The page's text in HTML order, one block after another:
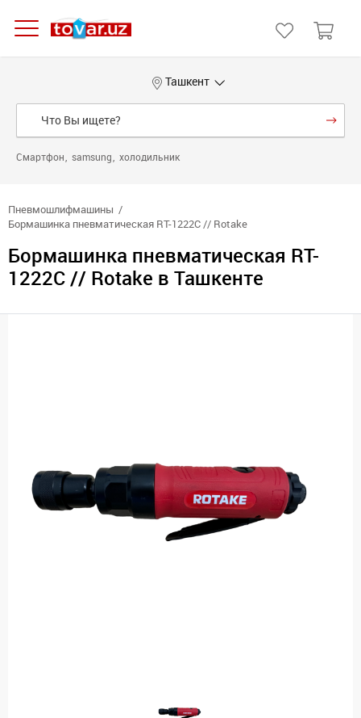
Ташкент
Смартфон samsung холодильник
Пневмошлифмашины
Бормашинка пневматическая RT-1222C // Rotake
Бормашинка пневматическая RT-
1222C // Rotake в Ташкенте